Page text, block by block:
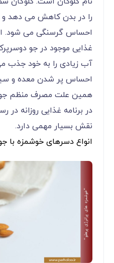
را در بدن کاهش می دهد
احساس گرسنگی می شود.
غذایی موجود در جو
آب زیادی را به خود جذب
احساس پر شدن معده و
همین علت مصرف منظم جو
در برنامه غذایی روزانه در
نقش بسیار مهمی دارد.
انواع دسرهای خوشمزه با